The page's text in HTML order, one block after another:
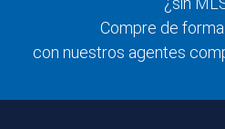
Compre de
con nuestros agentes